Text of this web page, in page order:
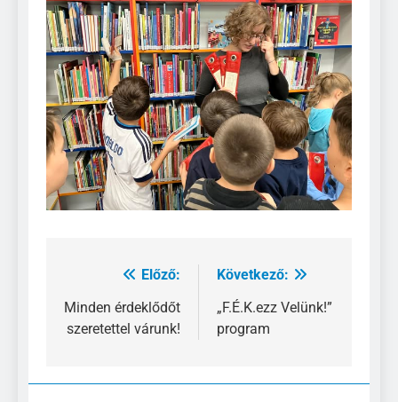
Bejegyzés
navigáció
Előző:
Minden érdeklődőt
szeretettel várunk!
Következő:
„F.É.K.ezz Velünk!”
program